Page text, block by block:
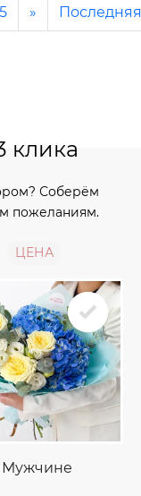
5 » Последняя
клика
Соберём
пожеланиям.
ЦЕНА
Мужчине